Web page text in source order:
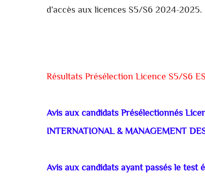
d’accès aux licences S5/S6 2024-2025.
Résultats Présélection Licence S5/S6
Avis aux candidats Présélectionnés
INTERNATIONAL & MANAGEMENT
Avis aux candidats ayant passés le test